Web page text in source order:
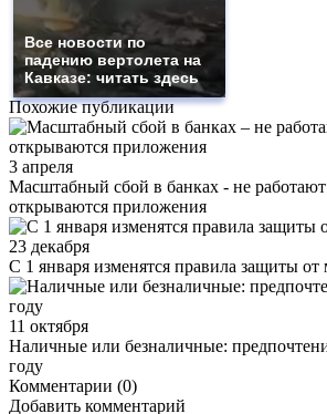
Все новости по
падению вертолета на
Кавказе: читать здесь
Похожие публикации
3 апреля
Масштабный сбой в банках - не
открываются приложения
23 декабря
С 1 января изменятся правила защиты
11 октября
Наличные или безналичные:
году
Комментарии (0)
Добавить комментарий